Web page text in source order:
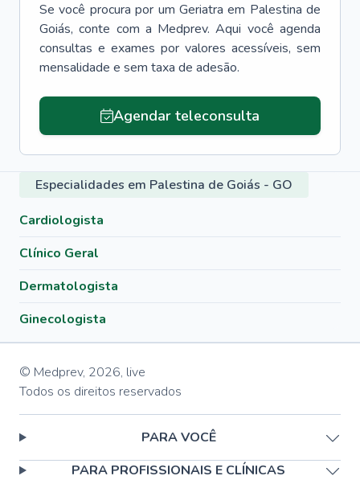
Se você procura por um Geriatra em Palestina de
Goiás, conte com a Medprev. Aqui você agenda
consultas e exames por valores acessíveis, sem
mensalidade e sem taxa de adesão.
Agendar teleconsulta
Especialidades em Palestina de Goiás - GO
Cardiologista
Clínico Geral
Dermatologista
Ginecologista
© Medprev, 2026, live
Todos os direitos reservados
PARA VOCÊ
PARA PROFISSIONAIS E CLÍNICAS